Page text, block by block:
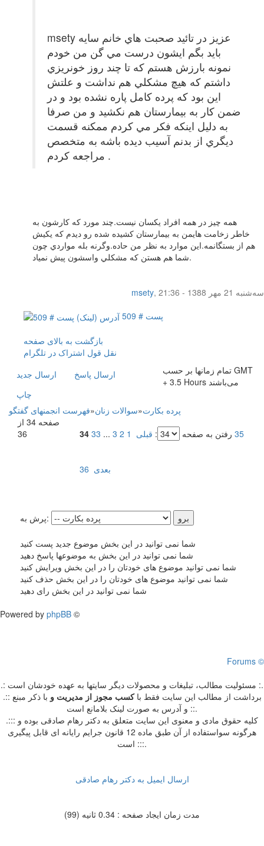
msety عزيز در تائيد صحبت هاي خانم سايه
بايد بگم ايشون درست مي گن من خودم
نمونه بارزش هستم كه تا چند روز خونريزي
داشتم كه هيچ مشكلي هم نداشت و علتش
اين بود كه پرده كامل پاره نشده بود و در
ضمن كار به بيمارستان هم نكشيد و من صرفا
به دليل اينكه فكر مي كردم ممكنه قسمت
ديگري از بدنم آسيب ديده باشه به متخصص
مراجعه كردم .
همه چيز در همه افراد يكسان نيست.چند مورد كه كارشون به
خاطر زخامت هايمن به بيمارستان كشيده شده رو ديدم كه يكيش
هم از بستگانمه.اين موارد به نظر من حاده.وگرنه بله مواردي چون
شما هم هستن كه مشكلي واسشون پيش نمياد.
msety,
سه‌شنبه 21 مهر 1388 - 21:36
پست # 509
بازگشت به بالای صفحه
نقل قول اشتراک در تلگرام
ارسال جديد
ارسال پاسخ
چاپ
تمام زمانها بر حسب GMT
+ 3.5 Hours می‌باشند
فهرست انجمنهای گفتگو»سوالات زنان»پرده بکارت
صفحه 34 از
36
رفتن به صفحه : قبلی 1
2
3
...
33
34 35
36 بعدی
پرش به:
شما نمی توانید در این بخش موضوع جدید پست کنید
شما نمی توانید در این بخش به موضوعها پاسخ دهید
شما نمی توانید موضوع های خودتان را در این بخش ویرایش کنید
شما نمی توانید موضوع های خودتان را در این بخش حذف کنید
شما نمی توانید در این بخش رای دهید
Powered by phpBB ©
Forums ©
.: مسئوليت مطالب، تبليغات و محصولات ديگر سايتها به عهده خودشان است :.
.:: برداشت از مطالب اين سايت فقط باکسب مجوز از مدیریت و با ذکر مبنع
و آدرس به صورت لینک بلامانع است ::.
.::: کلیه حقوق مادی و معنوی این سایت متعلق به دکتر رهام صادقی بوده و
هرگونه سواستفاده از آن طبق ماده 12 قانون جرایم رایانه ای قابل پیگیری
است :::.
ارسال ایمیل به دکتر رهام صادقی
مدت زمان ایجاد صفحه : 0.34 ثانیه (99)